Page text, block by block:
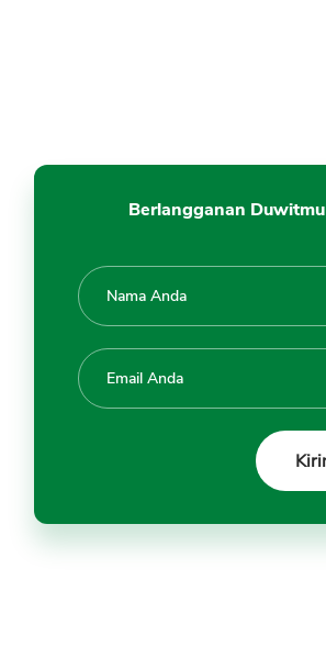
Berlangganan Duwitmu